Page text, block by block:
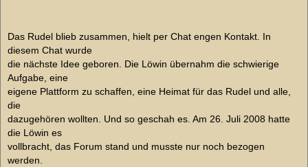
Das Rudel blieb zusammen, hielt per Chat engen Kontakt. In
diesem Chat wurde
die nächste Idee geboren. Die Löwin übernahm die schwierige
Aufgabe, eine
eigene Plattform zu schaffen, eine Heimat für das Rudel und alle,
die
dazugehören wollten. Und so geschah es. Am 26. Juli 2008 hatte
die Löwin es
vollbracht, das Forum stand und musste nur noch bezogen
werden.